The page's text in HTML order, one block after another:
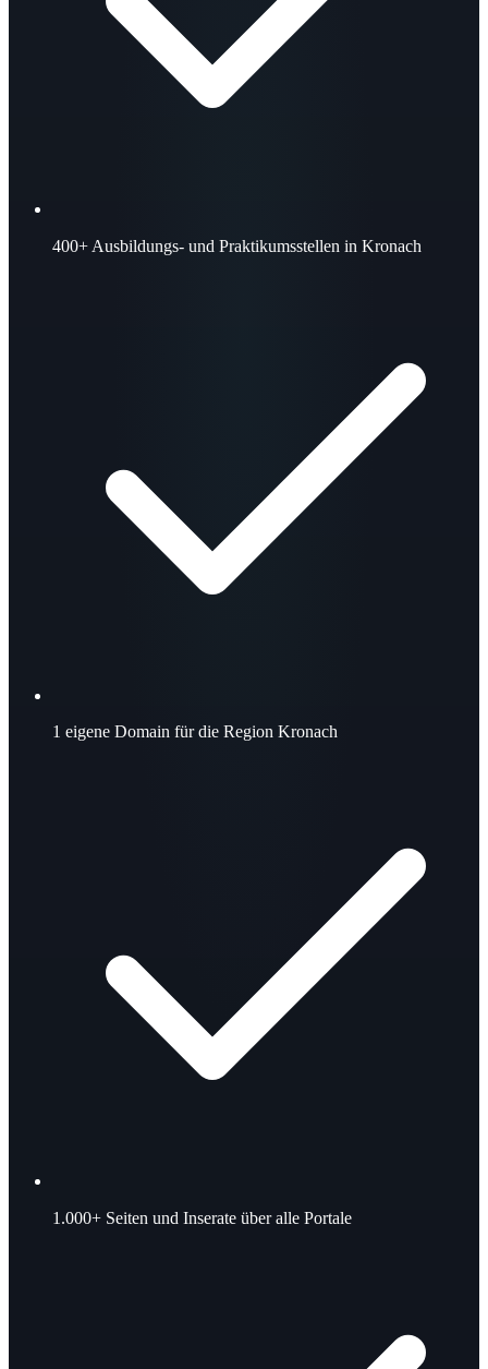
400+ Ausbildungs- und Praktikumsstellen in Kronach
1 eigene Domain für die Region Kronach
1.000+ Seiten und Inserate über alle Portale